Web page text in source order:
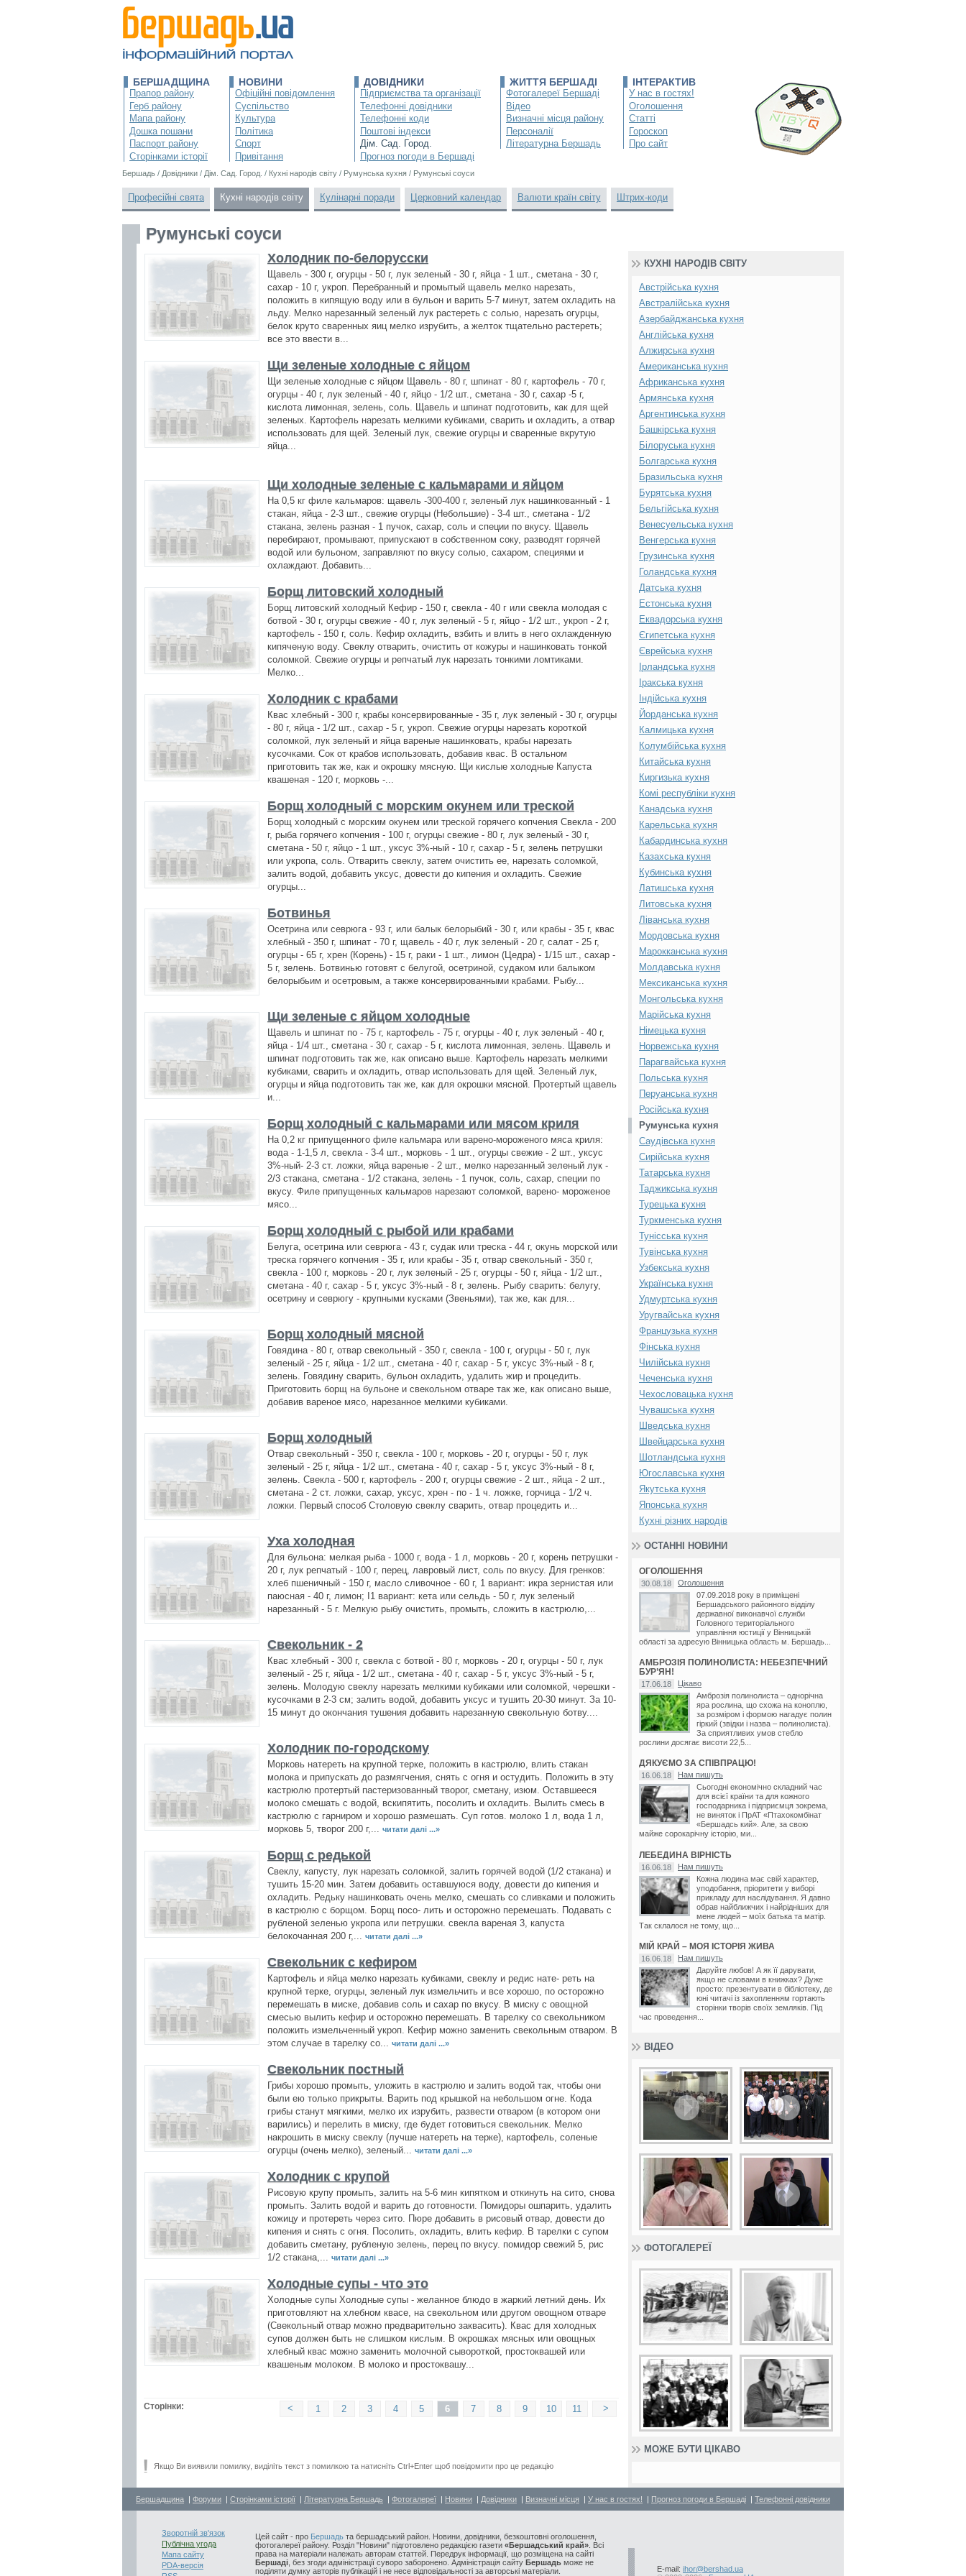
БЕРШАДЩИНА
Прапор району
Герб району
Мапа району
Дошка пошани
Паспорт району
Сторінками історії
НОВИНИ
Офіційні повідомлення
Суспільство
Культура
Політика
Спорт
Привітання
ДОВІДНИКИ
Підприємства та організації
Телефонні довідники
Телефонні коди
Поштові індекси
Дім. Сад. Город.
Прогноз погоди в Бершаді
ЖИТТЯ БЕРШАДІ
Фотогалереї Бершаді
Відео
Визначні місця району
Персоналії
Літературна Бершадь
ІНТЕРАКТИВ
У нас в гостях!
Оголошення
Статті
Гороскоп
Про сайт
Бершадь / Довідники / Дім. Сад. Город. / Кухні народів світу / Румунська кухня / Румунські соуси
Професійні свята Кухні народів світу Кулінарні поради Церковний календар Валюти країн світу Штрих-коди
Румунські соуси
Холодник по-белорусски
Щавель - 300 г, огурцы - 50 г, лук зеленый - 30 г, яйца - 1 шт., сметана - 30 г,
сахар - 10 г, укроп. Перебранный и промытый щавель мелко нарезать,
положить в кипящую воду или в бульон и варить 5-7 минут, затем охладить на
льду. Мелко нарезанный зеленый лук растереть с солью, нарезать огурцы,
белок круто сваренных яиц мелко изрубить, а желток тщательно растереть;
все это ввести в...
Щи зеленые холодные с яйцом
Щи зеленые холодные с яйцом Щавель - 80 г, шпинат - 80 г, картофель - 70 г,
огурцы - 40 г, лук зеленый - 40 г, яйцо - 1/2 шт., сметана - 30 г, сахар -5 г,
кислота лимонная, зелень, соль. Щавель и шпинат подготовить, как для щей
зеленых. Картофель нарезать мелкими кубиками, сварить и охладить, а отвар
использовать для щей. Зеленый лук, свежие огурцы и сваренные вкрутую
яйца...
Щи холодные зеленые с кальмарами и яйцом
На 0,5 кг филе кальмаров: щавель -300-400 г, зеленый лук нашинкованный - 1
стакан, яйца - 2-3 шт., свежие огурцы (Небольшие) - 3-4 шт., сметана - 1/2
стакана, зелень разная - 1 пучок, сахар, соль и специи по вкусу. Щавель
перебирают, промывают, припускают в собственном соку, разводят горячей
водой или бульоном, заправляют по вкусу солью, сахаром, специями и
охлаждают. Добавить...
Борщ литовский холодный
Борщ литовский холодный Кефир - 150 г, свекла - 40 г или свекла молодая с
ботвой - 30 г, огурцы свежие - 40 г, лук зеленый - 5 г, яйцо - 1/2 шт., укроп - 2 г,
картофель - 150 г, соль. Кефир охладить, взбить и влить в него охлажденную
кипяченую воду. Свеклу отварить, очистить от кожуры и нашинковать тонкой
соломкой. Свежие огурцы и репчатый лук нарезать тонкими ломтиками.
Мелко...
Холодник с крабами
Квас хлебный - 300 г, крабы консервированные - 35 г, лук зеленый - 30 г, огурцы
- 80 г, яйца - 1/2 шт., сахар - 5 г, укроп. Свежие огурцы нарезать короткой
соломкой, лук зеленый и яйца вареные нашинковать, крабы нарезать
кусочками. Сок от крабов использовать, добавив квас. В остальном
приготовить так же, как и окрошку мясную. Щи кислые холодные Капуста
квашеная - 120 г, морковь -...
Борщ холодный с морским окунем или треской
Борщ холодный с морским окунем или треской горячего копчения Свекла - 200
г, рыба горячего копчения - 100 г, огурцы свежие - 80 г, лук зеленый - 30 г,
сметана - 50 г, яйцо - 1 шт., уксус 3%-ный - 10 г, сахар - 5 г, зелень петрушки
или укропа, соль. Отварить свеклу, затем очистить ее, нарезать соломкой,
залить водой, добавить уксус, довести до кипения и охладить. Свежие
огурцы...
Ботвинья
Осетрина или севрюга - 93 г, или балык белорыбий - 30 г, или крабы - 35 г, квас
хлебный - 350 г, шпинат - 70 г, щавель - 40 г, лук зеленый - 20 г, салат - 25 г,
огурцы - 65 г, хрен (Корень) - 15 г, раки - 1 шт., лимон (Цедра) - 1/15 шт., сахар -
5 г, зелень. Ботвинью готовят с белугой, осетриной, судаком или балыком
белорыбьим и осетровым, а также консервированными крабами. Рыбу...
Щи зеленые с яйцом холодные
Щавель и шпинат по - 75 г, картофель - 75 г, огурцы - 40 г, лук зеленый - 40 г,
яйца - 1/4 шт., сметана - 30 г, сахар - 5 г, кислота лимонная, зелень. Щавель и
шпинат подготовить так же, как описано выше. Картофель нарезать мелкими
кубиками, сварить и охладить, отвар использовать для щей. Зеленый лук,
огурцы и яйца подготовить так же, как для окрошки мясной. Протертый щавель
и...
Борщ холодный с кальмарами или мясом криля
На 0,2 кг припущенного филе кальмара или варено-мороженого мяса криля:
вода - 1-1,5 л, свекла - 3-4 шт., морковь - 1 шт., огурцы свежие - 2 шт., уксус
3%-ный- 2-3 ст. ложки, яйца вареные - 2 шт., мелко нарезанный зеленый лук -
2/3 стакана, сметана - 1/2 стакана, зелень - 1 пучок, соль, сахар, специи по
вкусу. Филе припущенных кальмаров нарезают соломкой, варено- мороженое
мясо...
Борщ холодный с рыбой или крабами
Белуга, осетрина или севрюга - 43 г, судак или треска - 44 г, окунь морской или
треска горячего копчения - 35 г, или крабы - 35 г, отвар свекольный - 350 г,
свекла - 100 г, морковь - 20 г, лук зеленый - 25 г, огурцы - 50 г, яйца - 1/2 шт.,
сметана - 40 г, сахар - 5 г, уксус 3%-ный - 8 г, зелень. Рыбу сварить: белугу,
осетрину и севрюгу - крупными кусками (Звеньями), так же, как для...
Борщ холодный мясной
Говядина - 80 г, отвар свекольный - 350 г, свекла - 100 г, огурцы - 50 г, лук
зеленый - 25 г, яйца - 1/2 шт., сметана - 40 г, сахар - 5 г, уксус 3%-ный - 8 г,
зелень. Говядину сварить, бульон охладить, удалить жир и процедить.
Приготовить борщ на бульоне и свекольном отваре так же, как описано выше,
добавив вареное мясо, нарезанное мелкими кубиками.
Борщ холодный
Отвар свекольный - 350 г, свекла - 100 г, морковь - 20 г, огурцы - 50 г, лук
зеленый - 25 г, яйца - 1/2 шт., сметана - 40 г, сахар - 5 г, уксус 3%-ный - 8 г,
зелень. Свекла - 500 г, картофель - 200 г, огурцы свежие - 2 шт., яйца - 2 шт.,
сметана - 2 ст. ложки, сахар, уксус, хрен - по - 1 ч. ложке, горчица - 1/2 ч.
ложки. Первый способ Столовую свеклу сварить, отвар процедить и...
Уха холодная
Для бульона: мелкая рыба - 1000 г, вода - 1 л, морковь - 20 г, корень петрушки -
20 г, лук репчатый - 100 г, перец, лавровый лист, соль по вкусу. Для гренков:
хлеб пшеничный - 150 г, масло сливочное - 60 г, 1 вариант: икра зернистая или
паюсная - 40 г, лимон; I1 вариант: кета или сельдь - 50 г, лук зеленый
нарезанный - 5 г. Мелкую рыбу очистить, промыть, сложить в кастрюлю,...
Свекольник - 2
Квас хлебный - 300 г, свекла с ботвой - 80 г, морковь - 20 г, огурцы - 50 г, лук
зеленый - 25 г, яйца - 1/2 шт., сметана - 40 г, сахар - 5 г, уксус 3%-ный - 5 г,
зелень. Молодую свеклу нарезать мелкими кубиками или соломкой, черешки -
кусочками в 2-3 см; залить водой, добавить уксус и тушить 20-30 минут. За 10-
15 минут до окончания тушения добавить нарезанную свекольную ботву....
Холодник по-городскому
Морковь натереть на крупной терке, положить в кастрюлю, влить стакан
молока и припускать до размягчения, снять с огня и остудить. Положить в эту
кастрюлю протертый пастеризованный творог, сметану, изюм. Оставшееся
молоко смешать с водой, вскипятить, посолить и охладить. Вылить смесь в
кастрюлю с гарниром и хорошо размешать. Суп готов. молоко 1 л, вода 1 л,
морковь 5, творог 200 г,...
читати далі ...»
Борщ с редькой
Свеклу, капусту, лук нарезать соломкой, залить горячей водой (1/2 стакана) и
тушить 15-20 мин. Затем добавить оставшуюся воду, довести до кипения и
охладить. Редьку нашинковать очень мелко, смешать со сливками и положить
в кастрюлю с борщом. Борщ посо- лить и осторожно перемешать. Подавать с
рубленой зеленью укропа или петрушки. свекла вареная 3, капуста
белокочанная 200 г,...
читати далі ...»
Свекольник с кефиром
Картофель и яйца мелко нарезать кубиками, свеклу и редис нате- реть на
крупной терке, огурцы, зеленый лук измельчить и все хорошо, по осторожно
перемешать в миске, добавив соль и сахар по вкусу. В миску с овощной
смесью вылить кефир и осторожно перемешать. В тарелку со свекольником
положить измельченный укроп. Кефир можно заменить свекольным отваром. В
этом случае в тарелку со...
читати далі ...»
Свекольник постный
Грибы хорошо промыть, уложить в кастрюлю и залить водой так, чтобы они
были ею только прикрыты. Варить под крышкой на небольшом огне. Кода
грибы станут мягкими, мелко их изрубить, развести отваром (в котором они
варились) и перелить в миску, где будет готовиться свекольник. Мелко
накрошить в миску свеклу (лучше натереть на терке), картофель, соленые
огурцы (очень мелко), зеленый...
читати далі ...»
Холодник с крупой
Рисовую крупу промыть, залить на 5-6 мин кипятком и откинуть на сито, снова
промыть. Залить водой и варить до готовности. Помидоры ошпарить, удалить
кожицу и протереть через сито. Пюре добавить в рисовый отвар, довести до
кипения и снять с огня. Посолить, охладить, влить кефир. В тарелки с супом
добавить сметану, рубленую зелень, перец по вкусу. помидор свежий 5, рис
1/2 стакана,...
читати далі ...»
Холодные супы - что это
Холодные супы Холодные супы - желанное блюдо в жаркий летний день. Их
приготовляют на хлебном квасе, на свекольном или другом овощном отваре
(Свекольный отвар можно предварительно заквасить). Квас для холодных
супов должен быть не слишком кислым. В окрошках мясных или овощных
хлебный квас можно заменить молочной сывороткой, простоквашей или
квашеным молоком. В молоко и простоквашу...
Сторінки: >
11
10
9
8
7
6
5
4
3
2
1
<
Якщо Ви виявили помилку, виділіть текст з помилкою та натисніть Ctrl+Enter щоб повідомити про це редакцію
КУХНІ НАРОДІВ СВІТУ
Австрійська кухня
Австралійська кухня
Азербайджанська кухня
Англійська кухня
Алжирська кухня
Американська кухня
Африканська кухня
Армянська кухня
Аргентинська кухня
Башкірська кухня
Білоруська кухня
Болгарська кухня
Бразильська кухня
Бурятська кухня
Бельгійська кухня
Венесуельська кухня
Венгерська кухня
Грузинська кухня
Голандська кухня
Датська кухня
Естонська кухня
Еквадорська кухня
Єгипетська кухня
Єврейська кухня
Ірландська кухня
Іракська кухня
Індійська кухня
Йорданська кухня
Калмицька кухня
Колумбійська кухня
Китайська кухня
Киргизька кухня
Комі республіки кухня
Канадська кухня
Карельська кухня
Кабардинська кухня
Казахська кухня
Кубинська кухня
Латишська кухня
Литовська кухня
Ліванська кухня
Мордовська кухня
Марокканська кухня
Молдавська кухня
Мексиканська кухня
Монгольська кухня
Марійська кухня
Німецька кухня
Норвежська кухня
Парагвайська кухня
Польська кухня
Перуанська кухня
Російська кухня
Румунська кухня
Саудівська кухня
Сирійська кухня
Татарська кухня
Таджикська кухня
Турецька кухня
Туркменська кухня
Тунісська кухня
Тувінська кухня
Узбекська кухня
Українська кухня
Удмуртська кухня
Уругвайська кухня
Французька кухня
Фінська кухня
Чилійська кухня
Чеченська кухня
Чехословацька кухня
Чувашська кухня
Шведська кухня
Швейцарська кухня
Шотландська кухня
Югославська кухня
Якутська кухня
Японська кухня
Кухні різних народів
ОСТАННІ НОВИНИ
ОГОЛОШЕННЯ
30.08.18
Оголошення
07.09.2018 року в приміщені
Бершадського районного відділу
державної виконавчої служби
Головного територіального
управління юстиції у Вінницькій
області за адресую Вінницька область м. Бершадь...
АМБРОЗІЯ ПОЛИНОЛИСТА: НЕБЕЗПЕЧНИЙ
БУР’ЯН!
17.06.18
Цікаво
Амброзія полинолиста – однорічна
яра рослина, що схожа на коноплю,
за розміром і формою нагадує полин
гіркий (звідки і назва – полинолиста).
За сприятливих умов стебло
рослини досягає висоти 22,5...
ДЯКУЄМО ЗА СПІВПРАЦЮ!
16.06.18
Нам пишуть
Сьогодні економічно складний час
для всієї країни та для кожного
господарника і підприємця зокрема,
не виняток і ПрАТ «Птахокомбінат
«Бершадсь кий». Але, за свою
майже сорокарічну історію, ми...
ЛЕБЕДИНА ВІРНІСТЬ
16.06.18
Нам пишуть
Кожна людина має свій характер,
уподобання, пріоритети у виборі
прикладу для наслідування. Я давно
обрав найближчих і найрідніших для
мене людей – моїх батька та матір.
Так склалося не тому, що...
МІЙ КРАЙ – МОЯ ІСТОРІЯ ЖИВА
16.06.18
Нам пишуть
Даруйте любов! А як її дарувати,
якщо не словами в книжках? Дуже
просто: презентувати в бібліотеку, де
юні читачі із захопленням гортають
сторінки творів своїх земляків. Під
час проведення...
ВІДЕО
ФОТОГАЛЕРЕЇ
МОЖЕ БУТИ ЦІКАВО
Бершадщина | Форуми | Сторінками історії | Літературна Бершадь | Фотогалереї | Новини | Довідники | Визначні місця | У нас в гостях! | Прогноз погоди в Бершаді | Телефонні довідники
Зворотній зв'язок
Публічна угода
Мапа сайту
PDA-версія
Цей сайт - про Бершадь та бершадський район. Новини, довідники, безкоштовні оголошення,
фотогалереї району. Розділ "Новини" підготовлено редакцією газети «Бершадський край» . Всі
права на матеріали належать авторам статтей. Передрук інформації, що розміщена на сайті
Бершаді , без згоди адміністрації суворо заборонено. Адміністрація сайту Бершадь може не
поділяти думку авторів публікацій і не несе відповідальності за авторські матеріали.
E-mail: ihor@bershad.ua